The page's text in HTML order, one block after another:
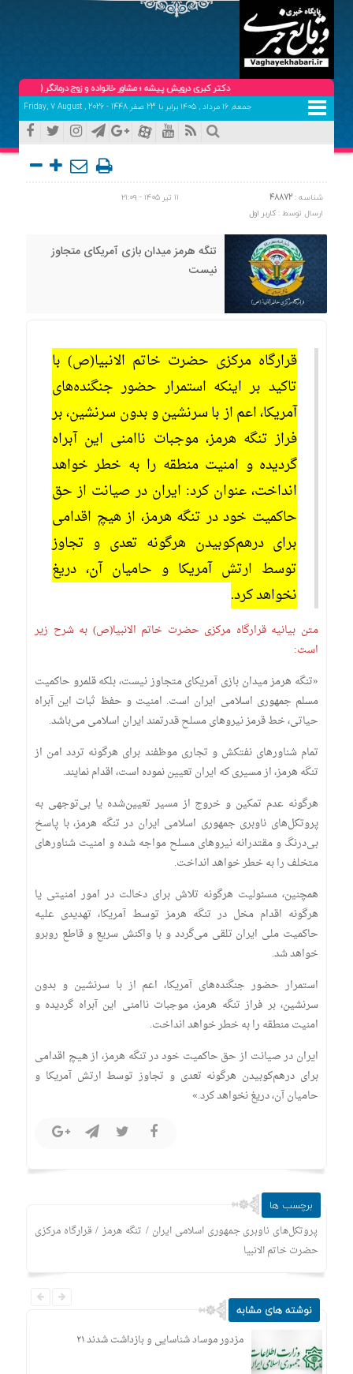
دکتر کبری درویش پیشه ؛ مشاور خانواده و زوج درمانگر (حضوری و تلفنی )
جمعه, ۱۶ مرداد , ۱۴۰۵ برابر با 23 صفر 1448 - Friday, 7 August , 2026
شناسه :48872
۱۱ تیر ۱۴۰۵ - ۲۱:۰۹
ارسال توسط :کاربر اول
تنگه هرمز میدان بازی آمریکای متجاوز
نیست
قرارگاه مرکزی حضرت خاتم الانبیا(ص) با
تاکید بر اینکه استمرار حضور جنگنده‌های
آمریکا، اعم از با سرنشین و بدون سرنشین، بر
فراز تنگه هرمز، موجبات ناامنی این آبراه
گردیده و امنیت منطقه را به خطر خواهد
انداخت، عنوان کرد: ایران در صیانت از حق
حاکمیت خود در تنگه هرمز، از هیچ اقدامی
برای درهم‌کوبیدن هرگونه تعدی و تجاوز
توسط ارتش آمریکا و حامیان آن، دریغ
نخواهد کرد.
متن بیانیه قرارگاه مرکزی حضرت خاتم الانبیا(ص) به شرح زیر
است:
«تنگه هرمز میدان بازی آمریکای متجاوز نیست، بلکه قلمرو حاکمیت
مسلم جمهوری اسلامی ایران است. امنیت و حفظ ثبات این آبراه
حیاتی، خط قرمز نیروهای مسلح قدرتمند ایران اسلامی می‌باشد.
تمام شناورهای نفتکش و تجاری موظفند برای هرگونه تردد امن از
تنگه هرمز، از مسیری که ایران تعیین نموده است، اقدام نمایند.
هرگونه عدم تمکین و خروج از مسیر تعیین‌شده یا بی‌توجهی به
پروتکل‌های ناوبری جمهوری اسلامی ایران در تنگه هرمز، با پاسخ
بی‌درنگ و مقتدرانه نیروهای مسلح مواجه شده و امنیت شناورهای
متخلف را به خطر خواهد انداخت.
همچنین، مسئولیت هرگونه تلاش برای دخالت در امور امنیتی یا
هرگونه اقدام مخل در تنگه هرمز توسط آمریکا، تهدیدی علیه
حاکمیت ملی ایران تلقی می‌گردد و با واکنش سریع و قاطع روبرو
خواهد شد.
استمرار حضور جنگنده‌های آمریکا، اعم از با سرنشین و بدون
سرنشین، بر فراز تنگه هرمز، موجبات ناامنی این آبراه گردیده و
امنیت منطقه را به خطر خواهد انداخت.
ایران در صیانت از حق حاکمیت خود در تنگه هرمز، از هیچ اقدامی
برای درهم‌کوبیدن هرگونه تعدی و تجاوز توسط ارتش آمریکا و
حامیان آن، دریغ نخواهد کرد.»
برچسب ها
پروتکل‌های ناوبری جمهوری اسلامی ایران / تنگه هرمز /قرارگاه مرکزی
حضرت خاتم الانبیا
نوشته های مشابه
۲۱ مزدور موساد شناسایی و بازداشت شدند